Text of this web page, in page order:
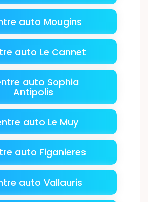
auto Mougins
auto Le Cannet
auto Sophia
Antipolis
auto Le Muy
auto Figanieres
auto Vallauris